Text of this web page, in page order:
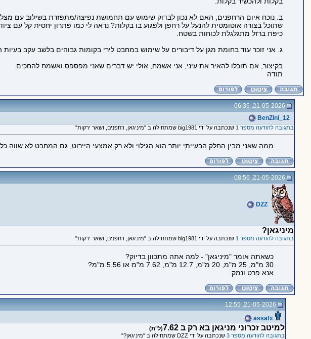
ב. נוכח איום הרחפנים, האם לא נכון לבדוק שימוש עם תחמושת נפיצה/מתפזרת בשילוב עם
שתוכל בצורה אוטומטית להנעל על רחפן ולפגוע בו בקלות? נראה לי כמו פתרון יחסית קל עם
כיפת ברזל מתגלגלת לכוחות בשטח.
ג. אני זוכר עוד בחומת מגן על דיבורים על שימוש במחבט לירי בקומות גבוהים בלשב עקב
בקיצור, אם תוכלו להאיר את עיני, אני אשמח, אולי יש דברים שאני מפספס ואשמח להחכים.
תודה
21-05-2026, 06:36
BenZini_12
בתגובה להודעה מספר 1
שנכתבה על ידי big1981 שמתחילה ב "מיניגאן, רחפנים, ושאר ירקות"
ממה שאני מבין החלק הבעייתי יותר הוא הגילוי ולא רק אמצעי היירוט, גם המחבט לא שווה
21-05-2026, 08:56
DZZ
מיניגאן?
בתגובה להודעה מספר 1 שנכתבה על ידי big1981 שמתחילה ב "מיניגאן, רחפנים, ושאר ירקות"
כשאתה אומר "מיניגאן" - למה אתה מתכוון בדיוק?
30 מ"מ, 25 מ"מ, 20 מ"מ, 12.7 מ"מ, 7.62 מ"מ או 5.56 מ"מ?
אנא פרט ונמק.
21-05-2026, 12:55
assafx
למיטב זכרוני מניגאן בא רק ב 7.62
(ל"ת)
בתגובה להודעה מספר 3
שנכתבה על ידי DZZ שמתחילה ב "מיניגאן?"